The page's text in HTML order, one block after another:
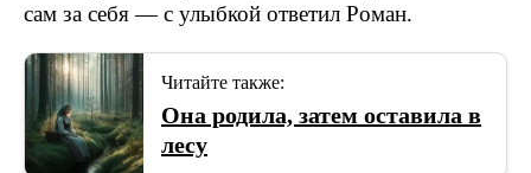
сам за себя — с улыбкой ответил Роман.
Читайте также:
Она родила, затем оставила в
лесу